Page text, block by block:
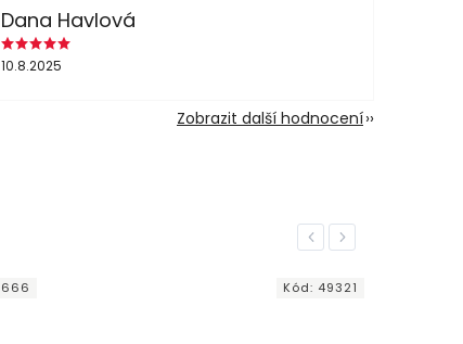
Dana Havlová
10.8.2025
Zobrazit další hodnocení
Previous
BESTSELLER
Next